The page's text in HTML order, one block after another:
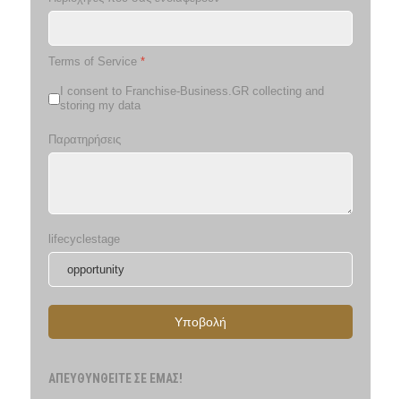
Terms of Service *
I consent to Franchise-Business.GR collecting and
storing my data
Παρατηρήσεις
lifecyclestage
Υποβολή
ΑΠΕΥΘΥΝΘΕΙΤΕ ΣΕ ΕΜΑΣ!